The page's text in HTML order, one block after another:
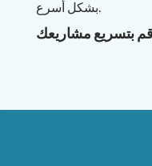
بشكل أسرع.